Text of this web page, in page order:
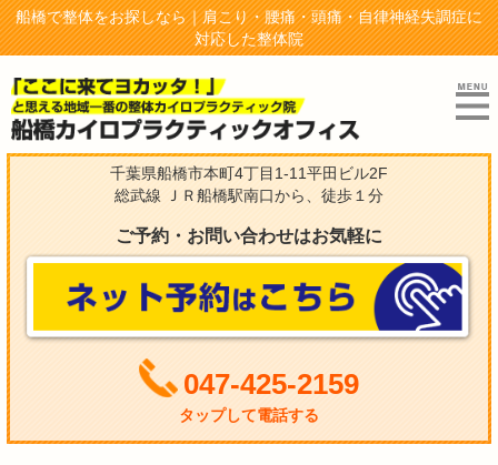
船橋で整体をお探しなら｜肩こり・腰痛・頭痛・自律神経失調症に
対応した整体院
千葉県船橋市本町4丁目1-11平田ビル2F
総武線 ＪＲ船橋駅南口から、徒歩１分
ご予約・お問い合わせはお気軽に
047-425-2159
タップして電話する